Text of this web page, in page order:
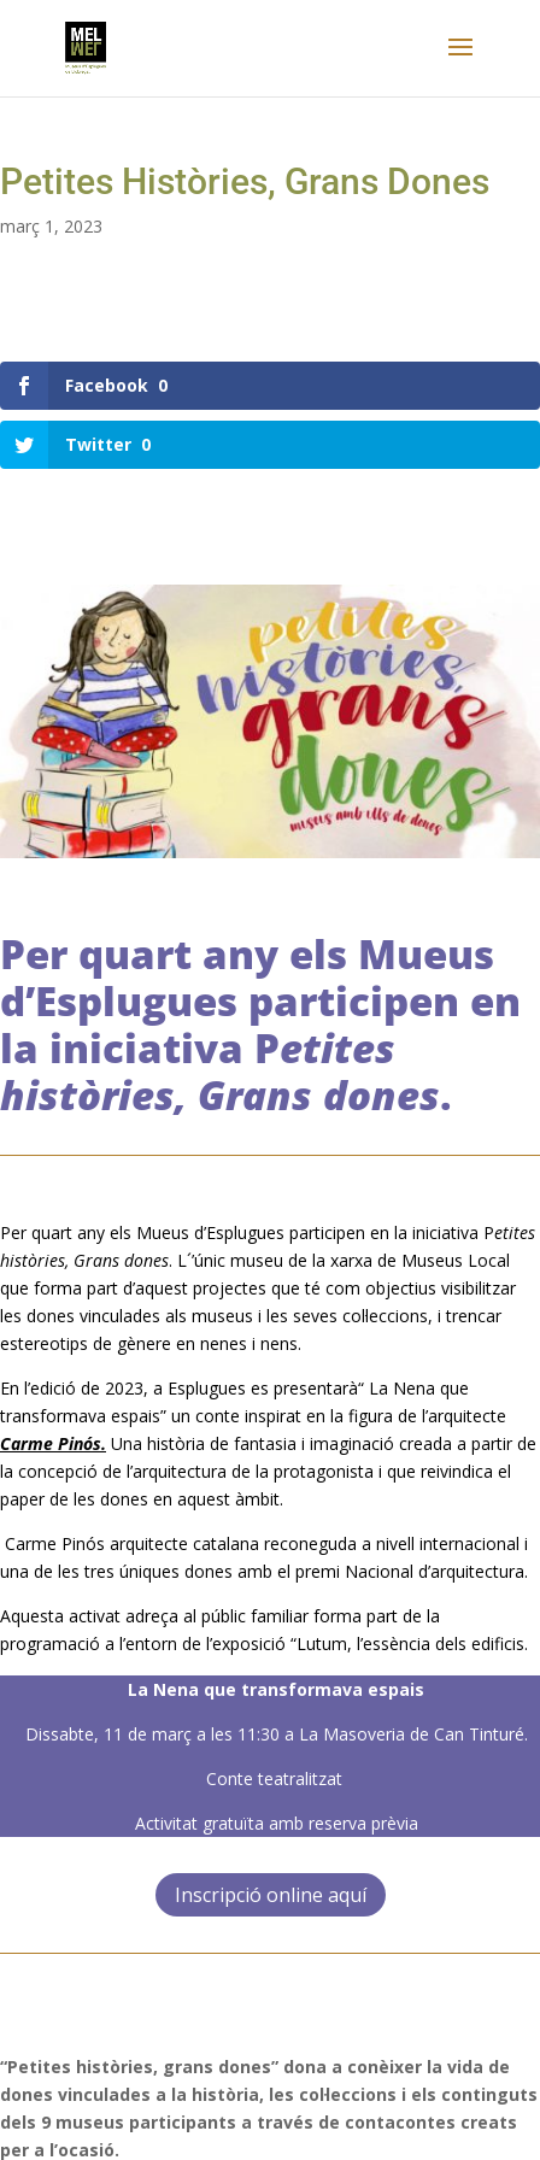
Petites Històries, Grans Dones
març 1, 2023
Facebook 0
Twitter 0
Per quart any els Mueus
d’Esplugues participen en
la iniciativa Petites
històries, Grans dones.
Per quart any els Mueus d’Esplugues participen en la iniciativa Petites
històries, Grans dones. L´’únic museu de la xarxa de Museus Local
que forma part d’aquest projectes que té com objectius visibilitzar
les dones vinculades als museus i les seves col·leccions, i trencar
estereotips de gènere en nenes i nens.
En l’edició de 2023, a Esplugues es presentarà“ La Nena que
transformava espais” un conte inspirat en la figura de l’arquitecte
Carme Pinós. Una història de fantasia i imaginació creada a partir de
la concepció de l’arquitectura de la protagonista i que reivindica el
paper de les dones en aquest àmbit.
Carme Pinós arquitecte catalana reconeguda a nivell internacional i
una de les tres úniques dones amb el premi Nacional d’arquitectura.
Aquesta activat adreça al públic familiar forma part de la
programació a l’entorn de l’exposició “Lutum, l’essència dels edificis.
La Nena que transformava espais
Dissabte, 11 de març a les 11:30 a La Masoveria de Can Tinturé.
Conte teatralitzat
Activitat gratuïta amb reserva prèvia
Inscripció online aquí
“Petites històries, grans dones” dona a conèixer la vida de
dones vinculades a la història, les col·leccions i els continguts
dels 9 museus participants a través de contacontes creats
per a l’ocasió.